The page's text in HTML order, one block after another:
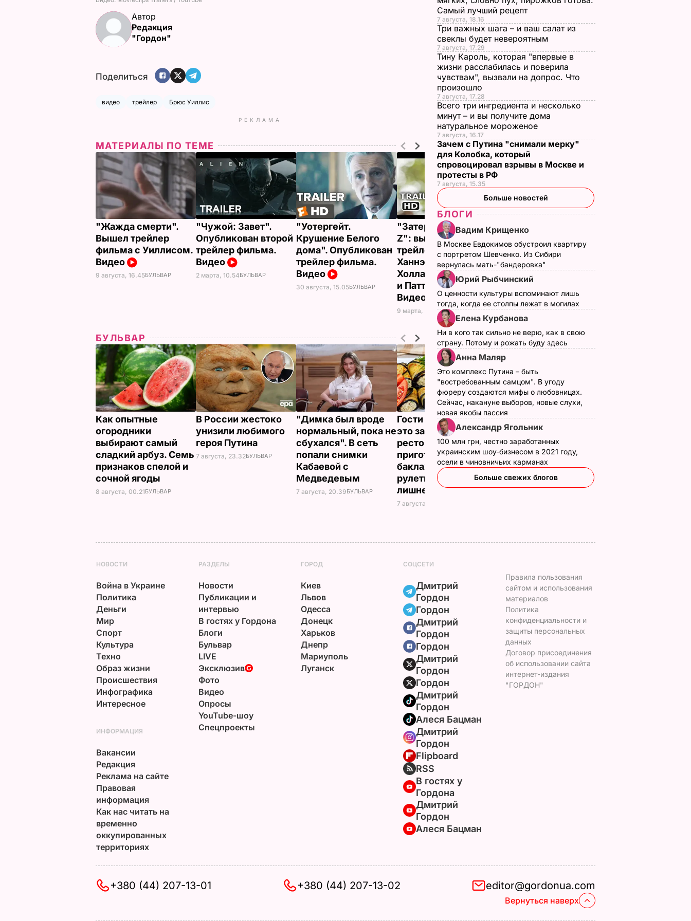
Автор
Редакция
"Гордон"
Поделиться
видео трейлер Брюс Уиллис
РЕКЛАМА
МАТЕРИАЛЫ ПО ТЕМЕ
"Жажда смерти".
Вышел трейлер
фильма с Уиллисом.
Видео
9 августа, 16.45БУЛЬВАР
"Чужой: Завет".
Опубликован второй
трейлер фильма.
Видео
2 марта, 10.54БУЛЬВАР
"Уотергейт.
Крушение Белого
дома". Опубликован
трейлер фильма.
Видео
30 августа, 15.05БУЛЬВАР
"Затерянный город
Z": вышел второй
трейлер фильма с
Ханнэмом,
Холландом, Миллер
и Паттинсоном.
Видео
9 марта, 12.24БУЛЬВАР
"Тряхни телом".
Вышел трейлер
фильма с
Йоханнсон, Белл и
Мур. Видео
БУЛЬВАР
Как опытные
огородники
выбирают самый
сладкий арбуз. Семь
признаков спелой и
сочной ягоды
8 августа, 00.21БУЛЬВАР
В России жестоко
унизили любимого
героя Путина
7 августа, 23.32БУЛЬВАР
"Димка был вроде
нормальный, пока не
сбухался". В сеть
попали снимки
Кабаевой с
Медведевым
7 августа, 20.39БУЛЬВАР
Гости думают, что
это закуска из
ресторана. Как
приготовить нежные
баклажанные
рулетики без
лишнего жира
7 августа, 20.17
"Ничего навязывать
не буду". Драпатый
рассказал, какую
профессию выбрал
его сын
7 августа, 19.44БУЛЬВАР
Самый лучший рецепт
7 августа, 18.16
Три важных шага – и ваш салат из
свеклы будет невероятным
7 августа, 17.29
Тину Кароль, которая "впервые в
жизни расслабилась и поверила
чувствам", вызвали на допрос. Что
произошло
7 августа, 17.28
Всего три ингредиента и несколько
минут – и вы получите дома
натуральное мороженое
7 августа, 16.17
Зачем с Путина "снимали мерку"
для Колобка, который
спровоцировал взрывы в Москве и
протесты в РФ
7 августа, 15.35
Больше новостей
БЛОГИ
Вадим Крищенко
В Москве Евдокимов обустроил квартиру
с портретом Шевченко. Из Сибири
вернулась мать-"бандеровка"
Юрий Рыбчинский
О ценности культуры вспоминают лишь
тогда, когда ее столпы лежат в могилах
Елена Курбанова
Ни в кого так сильно не верю, как в свою
страну. Потому и рожать буду здесь
Анна Маляр
Это комплекс Путина – быть
"востребованным самцом". В угоду
фюреру создаются мифы о любовницах.
Сейчас, накануне выборов, новые слухи,
новая якобы пассия
Александр Ягольник
100 млн грн, честно заработанных
украинским шоу-бизнесом в 2021 году,
осели в чиновничьих карманах
Больше свежих блогов
НОВОСТИ
Война в Украине
Политика
Деньги
Мир
Спорт
Культура
Техно
Образ жизни
Происшествия
Инфографика
Интересное
РАЗДЕЛЫ
Новости
Публикации и
интервью
В гостях у Гордона
Блоги
Бульвар
LIVE
Эксклюзив
Фото
Видео
Опросы
YouTube-шоу
Спецпроекты
ГОРОД
Киев
Львов
Одесса
Донецк
Харьков
Днепр
Мариуполь
Луганск
СОЦСЕТИ
Дмитрий
Гордон
Гордон
Дмитрий
Гордон
Гордон
Дмитрий
Гордон
Гордон
Дмитрий
Гордон
Алеся Бацман
Дмитрий
Гордон
Flipboard
RSS
В гостях у
Гордона
Дмитрий
Гордон
Алеся Бацман
ИНФОРМАЦИЯ
Вакансии
Редакция
Реклама на сайте
Правовая
информация
Как нас читать на
временно
оккупированных
территориях
Правила пользования
сайтом и использования
материалов
Политика
конфиденциальности и
защиты персональных
данных
Договор присоединения
об использовании сайта
интернет-издания
"ГОРДОН"
+380 (44) 207-13-01 +380 (44) 207-13-02 editor@gordonua.com
Вернуться наверх